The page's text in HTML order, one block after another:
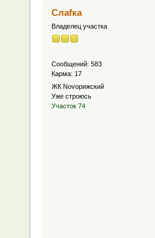
Слаfка
Владелец участка
Сообщений: 583
Карма: 17
ЖК Novoрижский
Уже строюсь
Участок 74